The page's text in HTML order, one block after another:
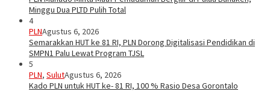
Minggu Dua PLTD Pulih Total
4
PLNAgustus 6, 2026
Semarakkan HUT ke 81 RI, PLN Dorong Digitalisasi Pendidikan di
SMPN1 Palu Lewat Program TJSL
5
PLN, SulutAgustus 6, 2026
Kado PLN untuk HUT ke- 81 RI, 100 % Rasio Desa Gorontalo